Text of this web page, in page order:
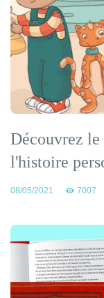
Découvrez
l'histoire
08/05/2021 7007